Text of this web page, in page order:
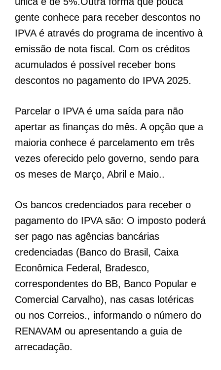
gente conhece para receber descontos no
IPVA é através do programa de incentivo à
emissão de nota fiscal. Com os créditos
acumulados é possível receber bons
descontos no pagamento do IPVA 2025.
Parcelar o IPVA é uma saída para não
apertar as finanças do mês. A opção que a
maioria conhece é parcelamento em três
vezes oferecido pelo governo, sendo para
os meses de Março, Abril e Maio..
Os bancos credenciados para receber o
pagamento do IPVA são: O imposto poderá
ser pago nas agências bancárias
credenciadas (Banco do Brasil, Caixa
Econômica Federal, Bradesco,
correspondentes do BB, Banco Popular e
Comercial Carvalho), nas casas lotéricas
ou nos Correios., informando o número do
RENAVAM ou apresentando a guia de
arrecadação.